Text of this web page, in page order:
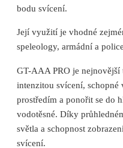
bodu svícení.
Její využití je vhodné
speleology, armádní a
GT-AAA PRO je
intenzitou svícení,
prostředím a ponořit se do
vodotěsné. Díky
světla a schopnost
svícení.